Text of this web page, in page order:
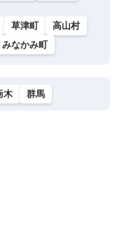
草津町
高山村
みなかみ町
木 群馬